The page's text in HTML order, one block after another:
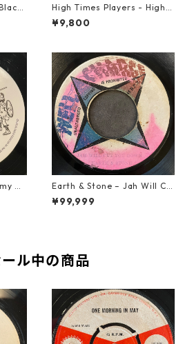
High Times Players - High T
imes Theme【7-21926】
¥9,800
Mc
Earth & Stone – Jah Will Cu
t You Down【7-21914】
¥99,999
ル中の商品